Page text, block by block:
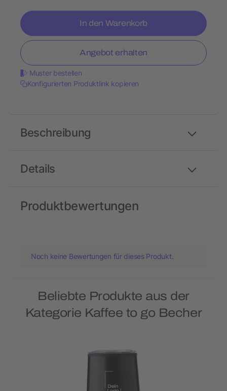
In den Warenkorb
Angebot erhalten
Muster bestellen
Konfigurierten Produktlink kopieren
Details
Beschreibung
Produktbewertungen
Noch keine Bewertungen für dieses Produkt.
Beliebte Produkte aus der
Kategorie Kaffee to go Becher